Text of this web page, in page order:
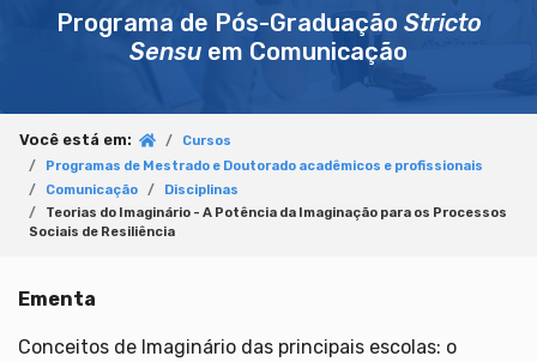
Programa de Pós-Graduação Stricto
Sensu em Comunicação
Você está em:
Cursos
Programas de Mestrado e Doutorado acadêmicos e profissionais
Comunicação
Disciplinas
Teorias do Imaginário - A Potência da Imaginação para os Processos
Sociais de Resiliência
Ementa
Conceitos de Imaginário das principais escolas: o